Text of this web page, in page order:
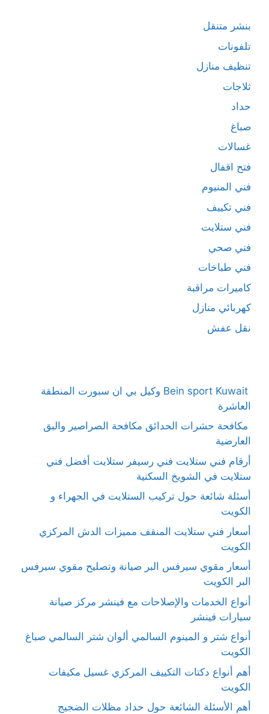
بنشر متنقل
تلفونات
تنظيف منازل
ثلاجات
حداد
صباغ
غسالات
فتح اقفال
فني المنيوم
فني تكييف
فني ستلايت
فني صحي
فني طباخات
كاميرات مراقبة
كهربائي منازل
نقل عفش
Bein sport Kuwait وكيل بي ان سبورت المنطقة
العاشرة
مكافحة حشرات الحدائق مكافحة الصراصير والبق
العارضية
أرقام فني ستلايت فني رسيفر ستلايت أفضل فني
ستلايت في الشويخ السكنية
أسئلة شائعة حول تركيب الستلايت في الجهراء و
الكويت
أسعار فني ستلايت المنقف مميزات الدش المركزي
الكويت
أسعار مقوي سيرفس البر صيانة وتصليح مقوي سيرفس
البر الكويت
أنواع الخدمات والإصلاحات مع فينشر مركز صيانة
سيارات فينشر
أنواع شتر و المينوم السالمي ألوان شتر السالمي صباغ
الكويت
أهم أنواع دكتات التكييف المركزي غسيل مكيفات
الكويت
أهم الأسئلة الشائعة حول حداد مظلات الضجيج